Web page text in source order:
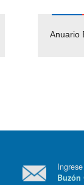
Anuario